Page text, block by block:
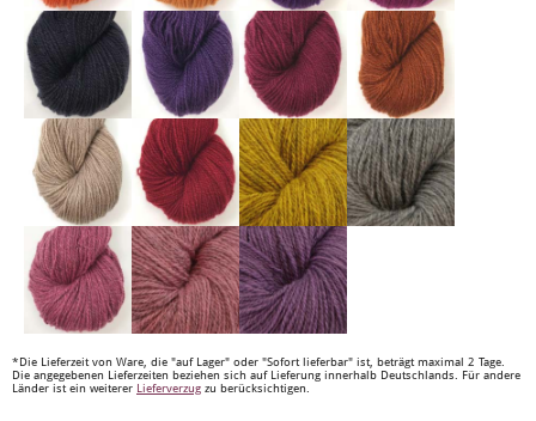
*Die Lieferzeit von Ware, die "auf Lager" oder "Sofort lieferbar" ist, beträgt maximal 2 Tage.
Die angegebenen Lieferzeiten beziehen sich auf Lieferung innerhalb Deutschlands. Für andere
Länder ist ein weiterer Lieferverzug zu berücksichtigen.